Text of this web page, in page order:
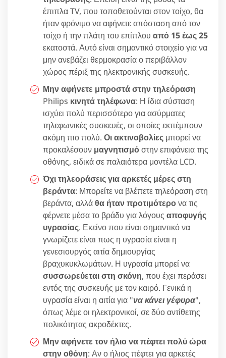
έπιπλα TV, που τοποθετούνται στον τοίχο, θα
ήταν φρόνιμο να αφήνετε απόσταση από τον
τοίχο ή την πλάτη του επίπλου από 15 έως 25
εκατοστά. Αυτό είναι σημαντικό στοιχείο για να
μην ανεβάζει θερμοκρασία ο περιβάλλον
χώρος πέριξ της ηλεκτρονικής συσκευής.
Μην αφήνετε μπροστά στην τηλεόραση
Philips κινητά τηλέφωνα: Η ίδια σύσταση
ισχύει πολύ περισσότερο για ασύρματες
τηλεφωνικές συσκευές, οι οποίες εκπέμπουν
ακόμη πιο πολύ. Οι ακτινοβολίες μπορεί να
προκαλέσουν μαγνητισμόστην επιφάνεια της
οθόνης, ειδικά σε παλαιότερα μοντέλα LCD.
Όχι τηλεοράσεις για αρκετές μέρες στη
βεράντα: Μπορείτε να βλέπετε τηλεόραση στη
βεράντα, αλλάθα ήταν προτιμότερονα τις
φέρνετε μέσα το βράδυ για λόγους αποφυγής
υγρασίας. Εκείνο που είναι σημαντικό να
γνωρίζετε είναι πως η υγρασία είναι η
γενεσιουργός αιτία δημιουργίας
βραχυκυκλωμάτων. Η υγρασία μπορεί να
συσσωρεύεται στη σκόνη, που έχει περάσει
εντός της συσκευής με τον καιρό. Γενικά η
υγρασία είναι η αιτία για "να κάνει γέφυρα",
όπως λέμε οι ηλεκτρονικοί, σε δύο αντίθετης
πολικότητας ακροδέκτες.
Μην αφήνετε τον ήλιο να πέφτει πολύ ώρα
στην οθόνη: Αν ο ήλιος πέφτει για αρκετές